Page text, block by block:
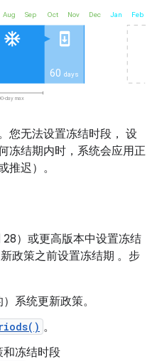
您无法设置冻结时段， 设
冻结期内时，系统会应用正
推迟）。
）或更高版本中设置冻结
政策之前设置冻结期 。步
系统更新政策。
。
和冻结时段